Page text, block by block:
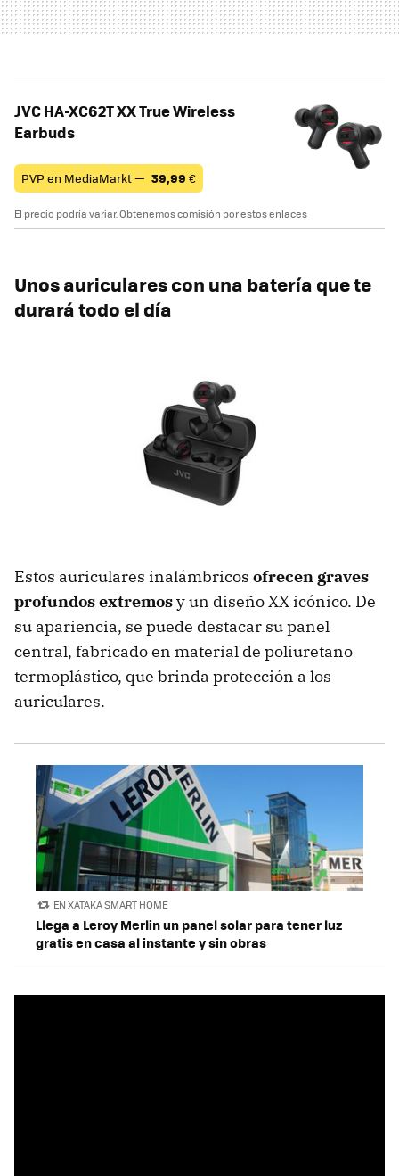
JVC HA-XC62T XX True Wireless
Earbuds
PVP en MediaMarkt — 39,99 €
El precio podría variar. Obtenemos comisión por estos enlaces
Unos auriculares con una batería que te
durará todo el día
Estos auriculares inalámbricos ofrecen graves
profundos extremosy un diseño XX icónico. De
su apariencia, se puede destacar su panel
central, fabricado en material de poliuretano
termoplástico, que brinda protección a los
auriculares.
EN XATAKA SMART HOME
Llega a Leroy Merlin un panel solar para tener luz
gratis en casa al instante y sin obras